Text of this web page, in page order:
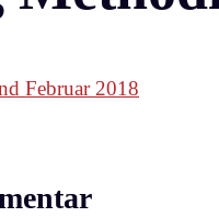
Februar 2018